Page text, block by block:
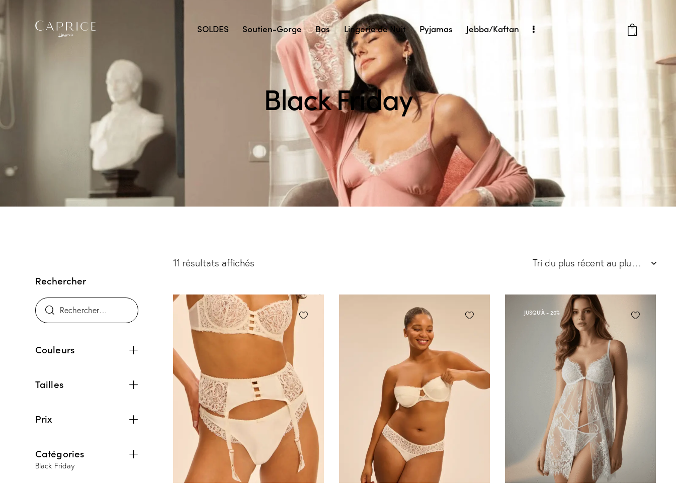
SOLDES Soutien-Gorge Bas Lingerie de Nuit Pyjamas Jebba/Kaftan
0
Black Friday
11 résultats affichés
JUSQU'À- 20%
Rechercher
Couleurs
Tailles
Prix
Catégories
Black Friday